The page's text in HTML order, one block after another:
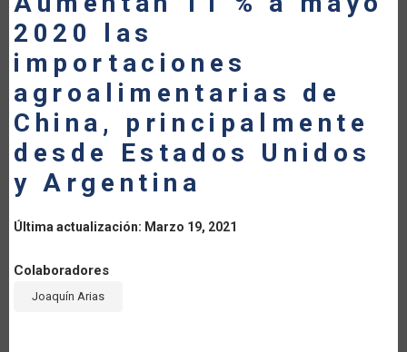
LA
NAVEGACIÓN
2020 las
importaciones
agroalimentarias de
China, principalmente
desde Estados Unidos
y Argentina
Última actualización: Marzo 19, 2021
Colaboradores
Joaquín Arias